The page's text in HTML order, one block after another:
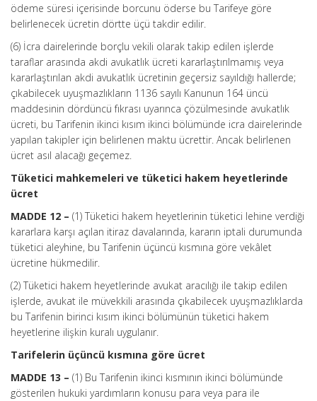
ödeme süresi içerisinde borcunu öderse bu Tarifeye göre
belirlenecek ücretin dörtte üçü takdir edilir.
(6) İcra dairelerinde borçlu vekili olarak takip edilen işlerde
taraflar arasında akdi avukatlık ücreti kararlaştırılmamış veya
kararlaştırılan akdi avukatlık ücretinin geçersiz sayıldığı hallerde;
çıkabilecek uyuşmazlıkların 1136 sayılı Kanunun 164 üncü
maddesinin dördüncü fıkrası uyarınca çözülmesinde avukatlık
ücreti, bu Tarifenin ikinci kısım ikinci bölümünde icra dairelerinde
yapılan takipler için belirlenen maktu ücrettir. Ancak belirlenen
ücret asıl alacağı geçemez.
Tüketici mahkemeleri ve tüketici hakem heyetlerinde
ücret
MADDE 12 – (1) Tüketici hakem heyetlerinin tüketici lehine verdiği
kararlara karşı açılan itiraz davalarında, kararın iptali durumunda
tüketici aleyhine, bu Tarifenin üçüncü kısmına göre vekâlet
ücretine hükmedilir.
(2) Tüketici hakem heyetlerinde avukat aracılığı ile takip edilen
işlerde, avukat ile müvekkili arasında çıkabilecek uyuşmazlıklarda
bu Tarifenin birinci kısım ikinci bölümünün tüketici hakem
heyetlerine ilişkin kuralı uygulanır.
Tarifelerin üçüncü kısmına göre ücret
MADDE 13 – (1) Bu Tarifenin ikinci kısmının ikinci bölümünde
gösterilen hukuki yardımların konusu para veya para ile